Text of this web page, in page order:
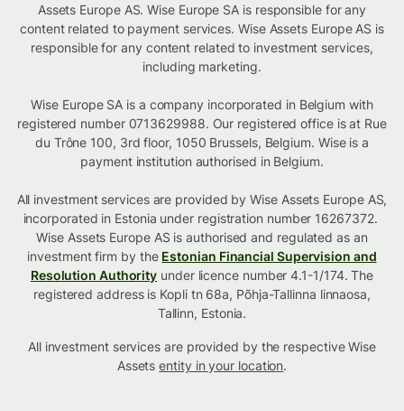
Assets Europe AS. Wise Europe SA is responsible for any
content related to payment services. Wise Assets Europe AS is
responsible for any content related to investment services,
including marketing.
Wise Europe SA is a company incorporated in Belgium with
registered number 0713629988. Our registered office is at Rue
du Trône 100, 3rd floor, 1050 Brussels, Belgium. Wise is a
payment institution authorised in Belgium.
All investment services are provided by Wise Assets Europe AS,
incorporated in Estonia under registration number 16267372.
Wise Assets Europe AS is authorised and regulated as an
investment firm by the Estonian Financial Supervision and
Resolution Authority under licence number 4.1-1/174. The
registered address is Kopli tn 68a, Põhja-Tallinna linnaosa,
Tallinn, Estonia.
All investment services are provided by the respective Wise
Assetsentity in your location.